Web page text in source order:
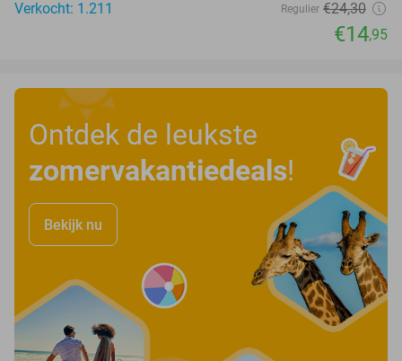
Verkocht: 1.211 Regulier €24,30
€14,95
Ontdek de leukste
zomervakantiedeals!
Bekijk nu